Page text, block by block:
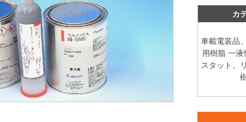
カ
車載電装品
用樹脂 一液
スタット、